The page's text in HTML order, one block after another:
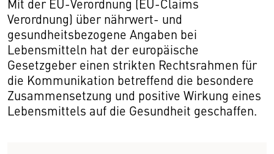
Mit der EU-Verordnung (EU-Claims
Verordnung) über nährwert- und
gesundheitsbezogene Angaben bei
Lebensmitteln hat der europäische
Gesetzgeber einen strikten Rechtsrahmen für
die Kommunikation betreffend die besondere
Zusammensetzung und positive Wirkung eines
Lebensmittels auf die Gesundheit geschaffen.